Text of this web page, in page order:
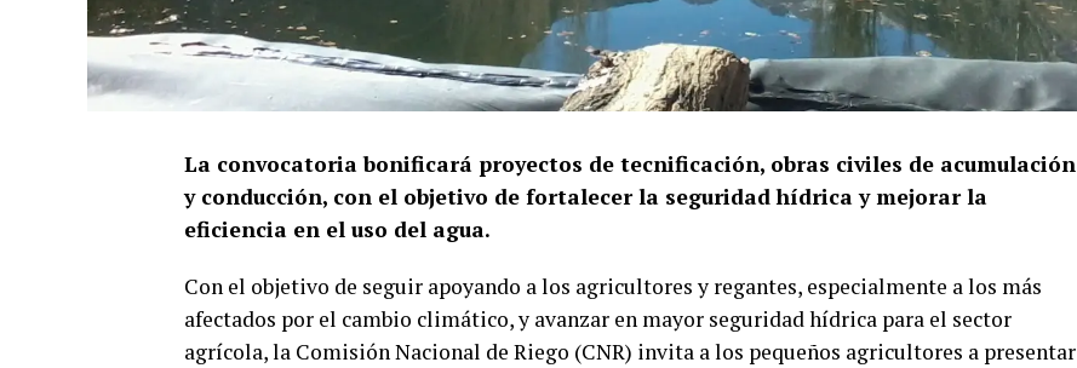
La convocatoria bonificará proyectos de tecnificación, obras civiles de acumulación
y conducción, con el objetivo de fortalecer la seguridad hídrica y mejorar la
eficiencia en el uso del agua.
Con el objetivo de seguir apoyando a los agricultores y regantes, especialmente a los más
afectados por el cambio climático, y avanzar en mayor seguridad hídrica para el sector
agrícola, la Comisión Nacional de Riego (CNR) invita a los pequeños agricultores a presentar